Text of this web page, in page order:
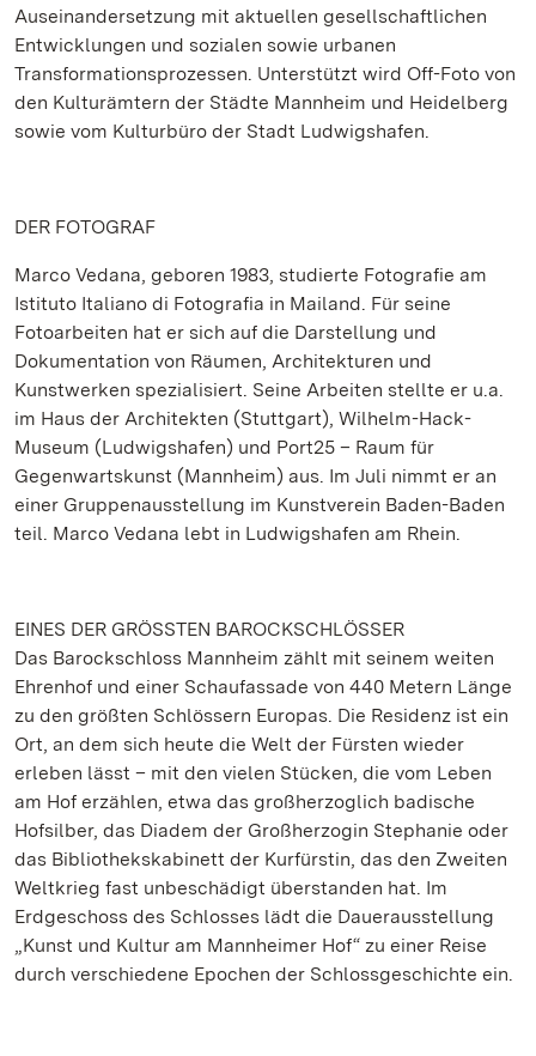
Auseinandersetzung mit aktuellen gesellschaftlichen
Entwicklungen und sozialen sowie urbanen
Transformationsprozessen. Unterstützt wird Off-Foto von
den Kulturämtern der Städte Mannheim und Heidelberg
sowie vom Kulturbüro der Stadt Ludwigshafen.
DER FOTOGRAF
Marco Vedana, geboren 1983, studierte Fotografie am
Istituto Italiano di Fotografia in Mailand. Für seine
Fotoarbeiten hat er sich auf die Darstellung und
Dokumentation von Räumen, Architekturen und
Kunstwerken spezialisiert. Seine Arbeiten stellte er u.a.
im Haus der Architekten (Stuttgart), Wilhelm-Hack-
Museum (Ludwigshafen) und Port25 – Raum für
Gegenwartskunst (Mannheim) aus. Im Juli nimmt er an
einer Gruppenausstellung im Kunstverein Baden-Baden
teil. Marco Vedana lebt in Ludwigshafen am Rhein.
EINES DER GRÖSSTEN BAROCKSCHLÖSSER
Das Barockschloss Mannheim zählt mit seinem weiten
Ehrenhof und einer Schaufassade von 440 Metern Länge
zu den größten Schlössern Europas. Die Residenz ist ein
Ort, an dem sich heute die Welt der Fürsten wieder
erleben lässt – mit den vielen Stücken, die vom Leben
am Hof erzählen, etwa das großherzoglich badische
Hofsilber, das Diadem der Großherzogin Stephanie oder
das Bibliothekskabinett der Kurfürstin, das den Zweiten
Weltkrieg fast unbeschädigt überstanden hat. Im
Erdgeschoss des Schlosses lädt die Dauerausstellung
„Kunst und Kultur am Mannheimer Hof“ zu einer Reise
durch verschiedene Epochen der Schlossgeschichte ein.